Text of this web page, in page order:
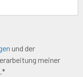
und der
meiner